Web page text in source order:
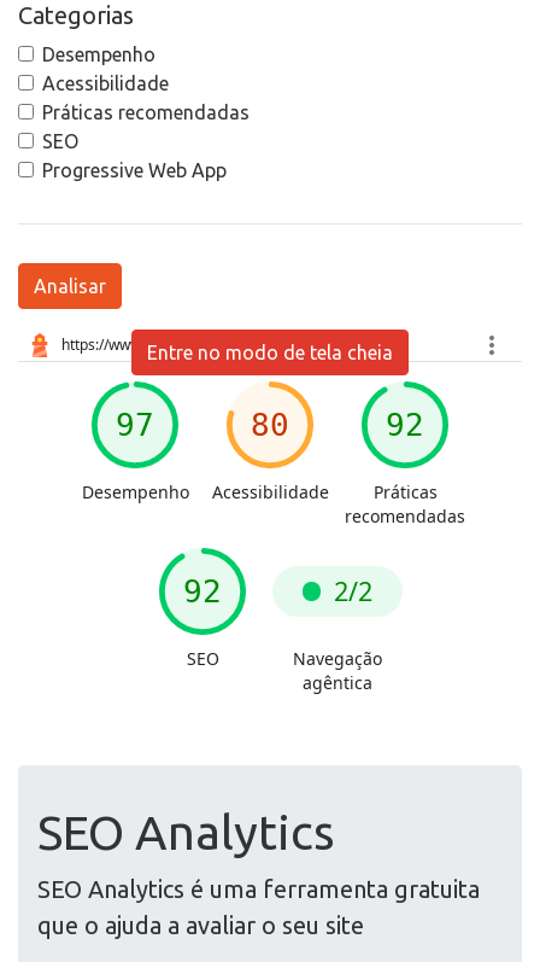
Categorias
Desempenho
Acessibilidade
Práticas recomendadas
SEO
Progressive Web App
Analisar
Entre no modo de tela cheia
SEO Analytics
SEO Analytics é uma ferramenta gratuita
que o ajuda a avaliar o seu site